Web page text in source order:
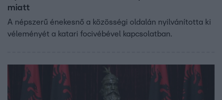
miatt
A népszerű énekesnő a közösségi oldalán nyilvánította ki
véleményét a katari focivébével kapcsolatban.